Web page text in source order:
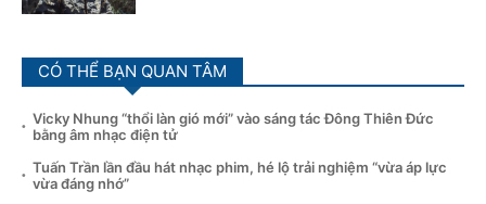
CÓ THỂ BẠN QUAN TÂM
Vicky Nhung “thổi làn gió mới” vào sáng tác Đông Thiên Đức
bằng âm nhạc điện tử
Tuấn Trần lần đầu hát nhạc phim, hé lộ trải nghiệm “vừa áp lực
vừa đáng nhớ”